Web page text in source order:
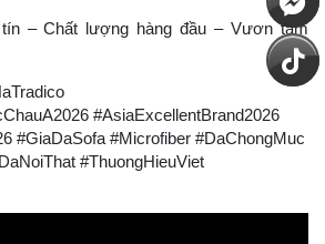
– Chất lượng hàng đầu – Vươn tầm
#AsiaExcellentBrand2026
#GiaDaSofa #Microfiber #DaChongMuc
#ThuongHieuViet